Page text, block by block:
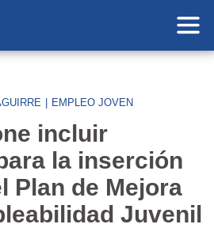
EMPLEO JOVEN
incluir
la inserción
Plan de Mejora
Juvenil